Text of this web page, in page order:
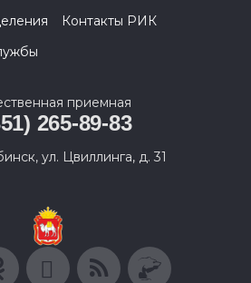
Контакты РИК
приемная
265-89-83
ул. Цвиллинга, д. 31